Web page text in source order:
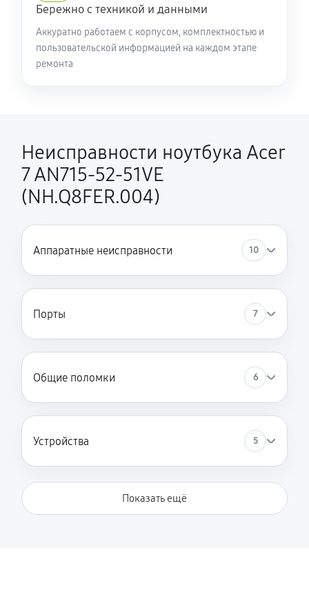
790 руб 60 минут
Замена HDMI ноутбука Acer 7 AN715-52-51VE
(NH.Q8FER.004)
Бережно с техникой и данными
Аккуратно работаем с корпусом, комплектностью и
пользовательской информацией на каждом этапе
ремонта
Неисправности ноутбука Acer
7 AN715-52-51VE
(NH.Q8FER.004)
Аппаратные неисправности 10
Порты 7
Общие поломки 6
Устройства 5
Показать ещё